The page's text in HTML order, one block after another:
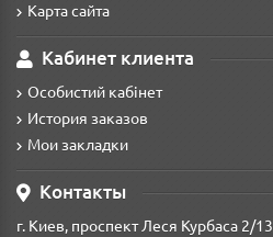
Карта сайта
Кабинет клиента
Особистий кабінет
История заказов
Мои закладки
Контакты
г. Киев, проспект Леся Курбаса 2/13